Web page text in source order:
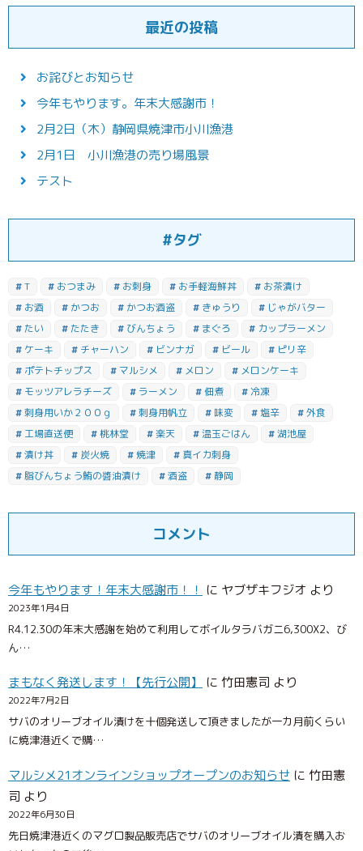
最近の投稿
お詫びとお知らせ
今年もやります。年末大感謝市！
2月2日（木）静岡県焼津市小川漁港
2月1日 小川漁港の売り場風景
テスト
#タグ
T おつまみ お刺身 お手軽海鮮丼
お茶漬け
お酒
かつお かつお酒盗 きゅうり
じゃがバター
たい
たたき びんちょう まぐろ
カップラーメン
ケーキ
チャーハン ビンナガ ビール
ピリ辛
ポテトチップス
マルシメ メロン
メロンケーキ
モッツアレラチーズ
ラーメン 佃煮
冷凍
刺身用いか２００ｇ
刺身用帆立 味変 塩辛
外食
工場直送便
桃林堂 楽天 温玉ごはん
湖池屋
漬け丼
炭火焼 焼津
真イカ刺身
脂びんちょう鮪の醬油漬け
酒盗 静岡
コメント
今年もやります！年末大感謝市！！ に ヤブザキフジオ より
2023年1月4日
R4.12.30の年末大感謝を始めて利用してボイルタラバガニ6,300X2、び
ん…
まもなく発送します！【先行公開】 に 竹田憲司 より
2022年7月2日
サバのオリーブオイル漬けを十個発送して頂きましたが一カ月前くらい
に焼津港近くで購…
マルシメ21オンラインショップオープンのお知らせ に 竹田憲
司 より
2022年6月30日
先日焼津港近くのマグロ製品販売店でサバのオリーブオイル漬を購入お